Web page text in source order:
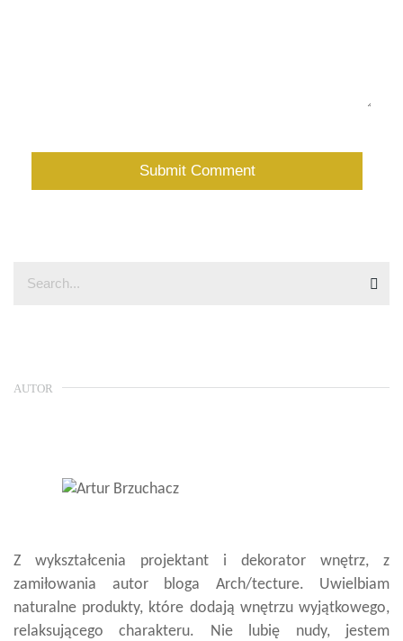
AUTOR
Z wykształcenia projektant i dekorator wnętrz, z
zamiłowania autor bloga Arch/tecture. Uwielbiam
naturalne produkty, które dodają wnętrzu wyjątkowego,
relaksującego charakteru. Nie lubię nudy, jestem